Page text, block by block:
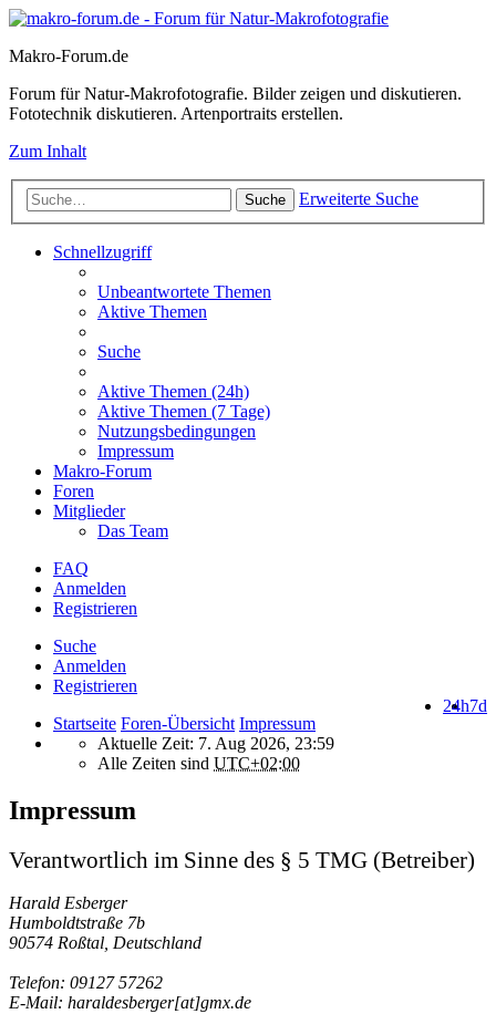
Makro-Forum.de
Forum für Natur-Makrofotografie. Bilder zeigen und diskutieren.
Fototechnik diskutieren. Artenportraits erstellen.
Zum Inhalt
Suche Erweiterte Suche
Schnellzugriff
Unbeantwortete Themen
Aktive Themen
Suche
Aktive Themen (24h)
Aktive Themen (7 Tage)
Nutzungsbedingungen
Impressum
Makro-Forum
Foren
Mitglieder
Das Team
FAQ
Anmelden
Registrieren
Suche
Anmelden
Registrieren
7d
24h
Startseite Foren-Übersicht Impressum
Aktuelle Zeit: 7. Aug 2026, 23:59
Alle Zeiten sind UTC+02:00
Impressum
Verantwortlich im Sinne des § 5 TMG (Betreiber)
Harald Esberger
Humboldtstraße 7b
90574 Roßtal, Deutschland
Telefon: 09127 57262
E-Mail: haraldesberger[at]gmx.de